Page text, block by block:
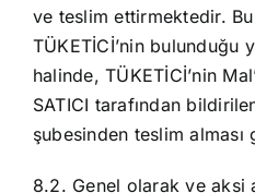
ve teslim ettirmektedir. Bu
TÜKETİCİ’nin bulunduğu
halinde, TÜKETİCİ’nin
SATICI tarafından
şubesinden teslim alması
8.2. Genel olarak ve aksi